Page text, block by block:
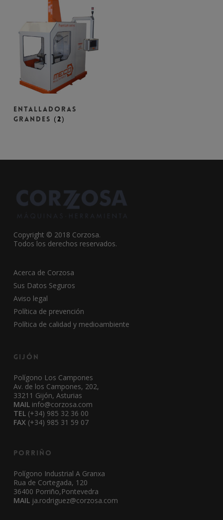
ENTALLADORAS
GRANDES (2)
Copyright © 2018 Corzosa.
Todos los derechos reservados.
Acerca de Corzosa
Sus Datos Seguros
Aviso legal
Política de prevención
Política de calidad y medioambiente
Gijón
Polígono Los Campones
Av. de los Campones, 202,
33211 Gijón, Asturias
MAIL info@corzosa.com
TEL (+34) 985 32 36 00
FAX(+34) 985 31 59 07
Porriño
Polígono Industrial A Granxa
Rua de Cortegada, 120
36400 Porriño,Pontevedra
MAILja.rodriguez@corzosa.com